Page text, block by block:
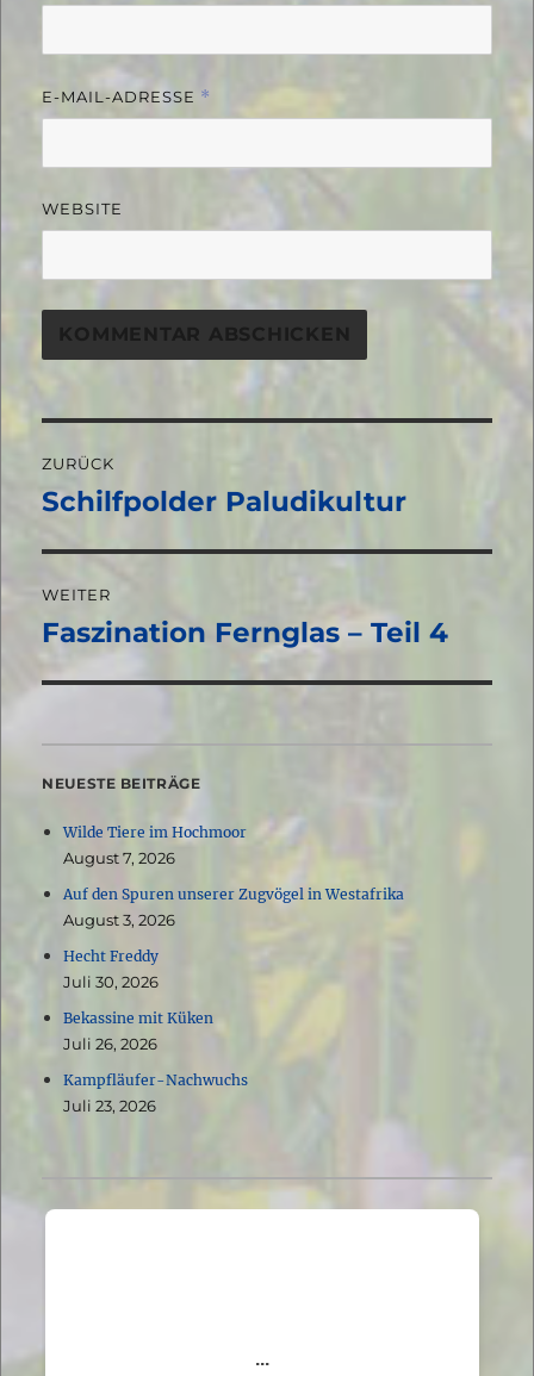
E-MAIL-ADRESSE *
WEBSITE
ZURÜCK
Vorheriger
Schilfpolder Paludikultur
WEITER
Nächster
Beitrag:
Faszination Fernglas – Teil 4
NEUESTE BEITRÄGE
Wilde Tiere im Hochmoor
August 7, 2026
Auf den Spuren unserer Zugvögel in Westafrika
August 3, 2026
Hecht Freddy
Juli 30, 2026
Bekassine mit Küken
Juli 26, 2026
Kampfläufer-Nachwuchs
Juli 23, 2026